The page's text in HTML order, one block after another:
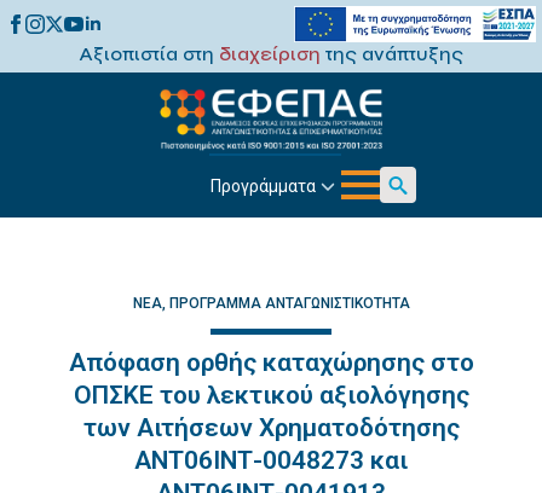
Αξιοπιστία στη διαχείριση της ανάπτυξης
Προγράμματα
Search
ΝΈΑ ΠΡΌΓΡΑΜΜΑ ΑΝΤΑΓΩΝΙΣΤΙΚΌΤΗΤΑ
Απόφαση ορθής καταχώρησης στο
ΟΠΣΚΕ του λεκτικού αξιολόγησης
των Αιτήσεων Χρηματοδότησης
ΑΝΤ06ΙΝΤ-0048273 και